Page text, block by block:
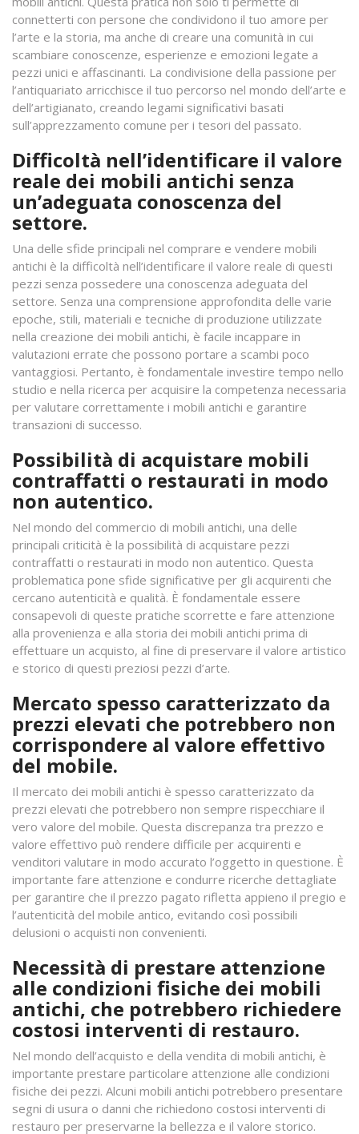
connetterti con persone che condividono il tuo amore per
l’arte e la storia, ma anche di creare una comunità in cui
scambiare conoscenze, esperienze e emozioni legate a
pezzi unici e affascinanti. La condivisione della passione per
l’antiquariato arricchisce il tuo percorso nel mondo dell’arte e
dell’artigianato, creando legami significativi basati
sull’apprezzamento comune per i tesori del passato.
Difficoltà nell’identificare il valore
reale dei mobili antichi senza
un’adeguata conoscenza del
settore.
Una delle sfide principali nel comprare e vendere mobili
antichi è la difficoltà nell’identificare il valore reale di questi
pezzi senza possedere una conoscenza adeguata del
settore. Senza una comprensione approfondita delle varie
epoche, stili, materiali e tecniche di produzione utilizzate
nella creazione dei mobili antichi, è facile incappare in
valutazioni errate che possono portare a scambi poco
vantaggiosi. Pertanto, è fondamentale investire tempo nello
studio e nella ricerca per acquisire la competenza necessaria
per valutare correttamente i mobili antichi e garantire
transazioni di successo.
Possibilità di acquistare mobili
contraffatti o restaurati in modo
non autentico.
Nel mondo del commercio di mobili antichi, una delle
principali criticità è la possibilità di acquistare pezzi
contraffatti o restaurati in modo non autentico. Questa
problematica pone sfide significative per gli acquirenti che
cercano autenticità e qualità. È fondamentale essere
consapevoli di queste pratiche scorrette e fare attenzione
alla provenienza e alla storia dei mobili antichi prima di
effettuare un acquisto, al fine di preservare il valore artistico
e storico di questi preziosi pezzi d’arte.
Mercato spesso caratterizzato da
prezzi elevati che potrebbero non
corrispondere al valore effettivo
del mobile.
Il mercato dei mobili antichi è spesso caratterizzato da
prezzi elevati che potrebbero non sempre rispecchiare il
vero valore del mobile. Questa discrepanza tra prezzo e
valore effettivo può rendere difficile per acquirenti e
venditori valutare in modo accurato l’oggetto in questione. È
importante fare attenzione e condurre ricerche dettagliate
per garantire che il prezzo pagato rifletta appieno il pregio e
l’autenticità del mobile antico, evitando così possibili
delusioni o acquisti non convenienti.
Necessità di prestare attenzione
alle condizioni fisiche dei mobili
antichi, che potrebbero richiedere
costosi interventi di restauro.
Nel mondo dell’acquisto e della vendita di mobili antichi, è
importante prestare particolare attenzione alle condizioni
fisiche dei pezzi. Alcuni mobili antichi potrebbero presentare
segni di usura o danni che richiedono costosi interventi di
restauro per preservarne la bellezza e il valore storico.